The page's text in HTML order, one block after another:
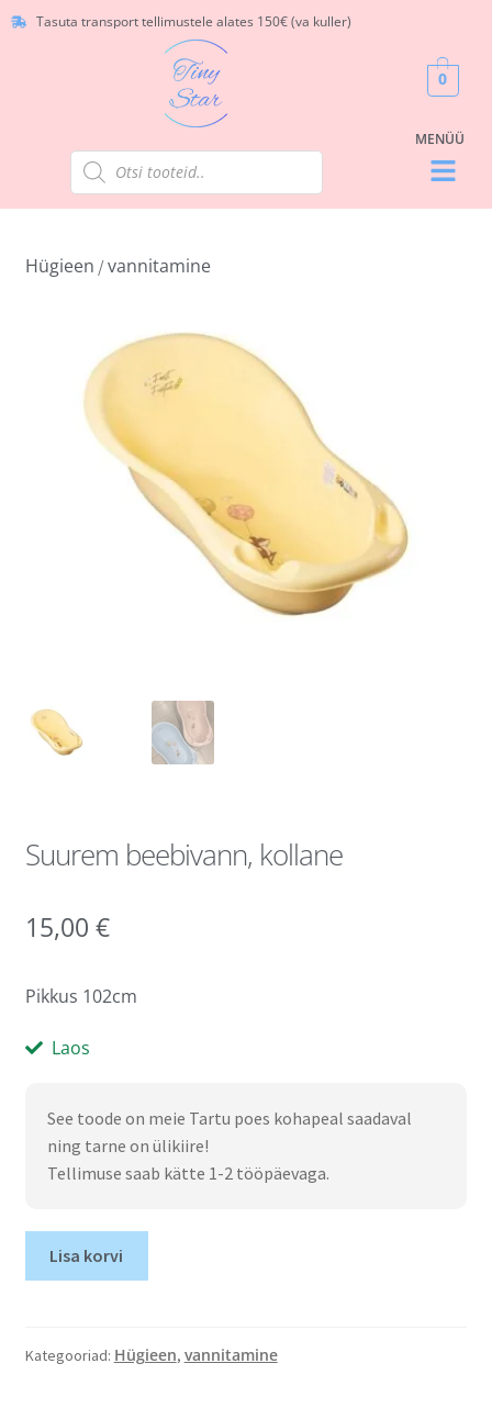
Tasuta transport tellimustele alates 150€ (va kuller)
0
Hügieen /vannitamine
Suurem beebivann, kollane
15,00 €
Pikkus 102cm
Laos
See toode on meie Tartu poes kohapeal saadaval
ning tarne on ülikiire!
Tellimuse saab kätte 1-2 tööpäevaga.
Lisa korvi
Kategooriad: Hügieen, vannitamine